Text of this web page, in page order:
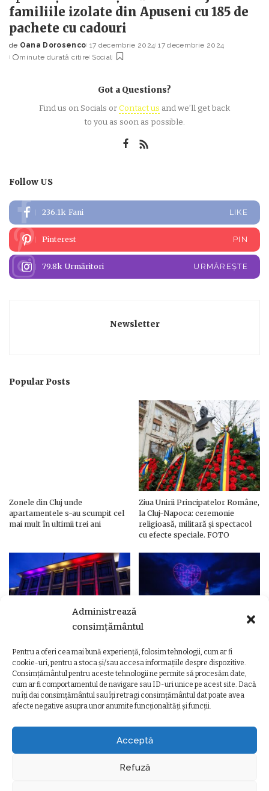
Administrează
consimțământul
Pentru a oferi cea mai bună experiență, folosim tehnologii, cum ar fi
cookie-uri, pentru a stoca și/sau accesa informațiile despre dispozitive.
Consimțământul pentru aceste tehnologii ne permite să procesăm date,
cum ar fi comportamentul de navigare sau ID-uri unice pe acest site. Dacă
nu îți dai consimțământul sau îți retragi consimțământul dat poate avea
afecte negative asupra unor anumite funcționalități și funcții.
Acceptă
Refuză
familiile izolate din Apuseni cu 185 de
pachete cu cadouri
Posted
by
de Oana Dorosenco 17 decembrie 2024 17 decembrie 2024
minute durată citire Social
Got a Questions?
Find us on Socials orContact us and we’ll get back
to you as soon as possible.
Follow US
236.1k Fani LIKE
Pinterest PIN
79.8k Urmăritori URMĂREȘTE
Newsletter
Popular Posts
Zonele din Cluj unde
apartamentele s-au scumpit cel
mai mult în ultimii trei ani
Ziua Unirii Principatelor Române,
la Cluj-Napoca: ceremonie
religioasă, militară și spectacol
cu efecte speciale. FOTO
Ziua Unirii Principatelor Române
– Clădiri și poduri din Cluj,
iluminate în culorile drapelului
Ziua Unirii la Cluj-Napoca.
Programul complet al
evenimentelor
POLITICA DE CONFIDENȚIALITATE